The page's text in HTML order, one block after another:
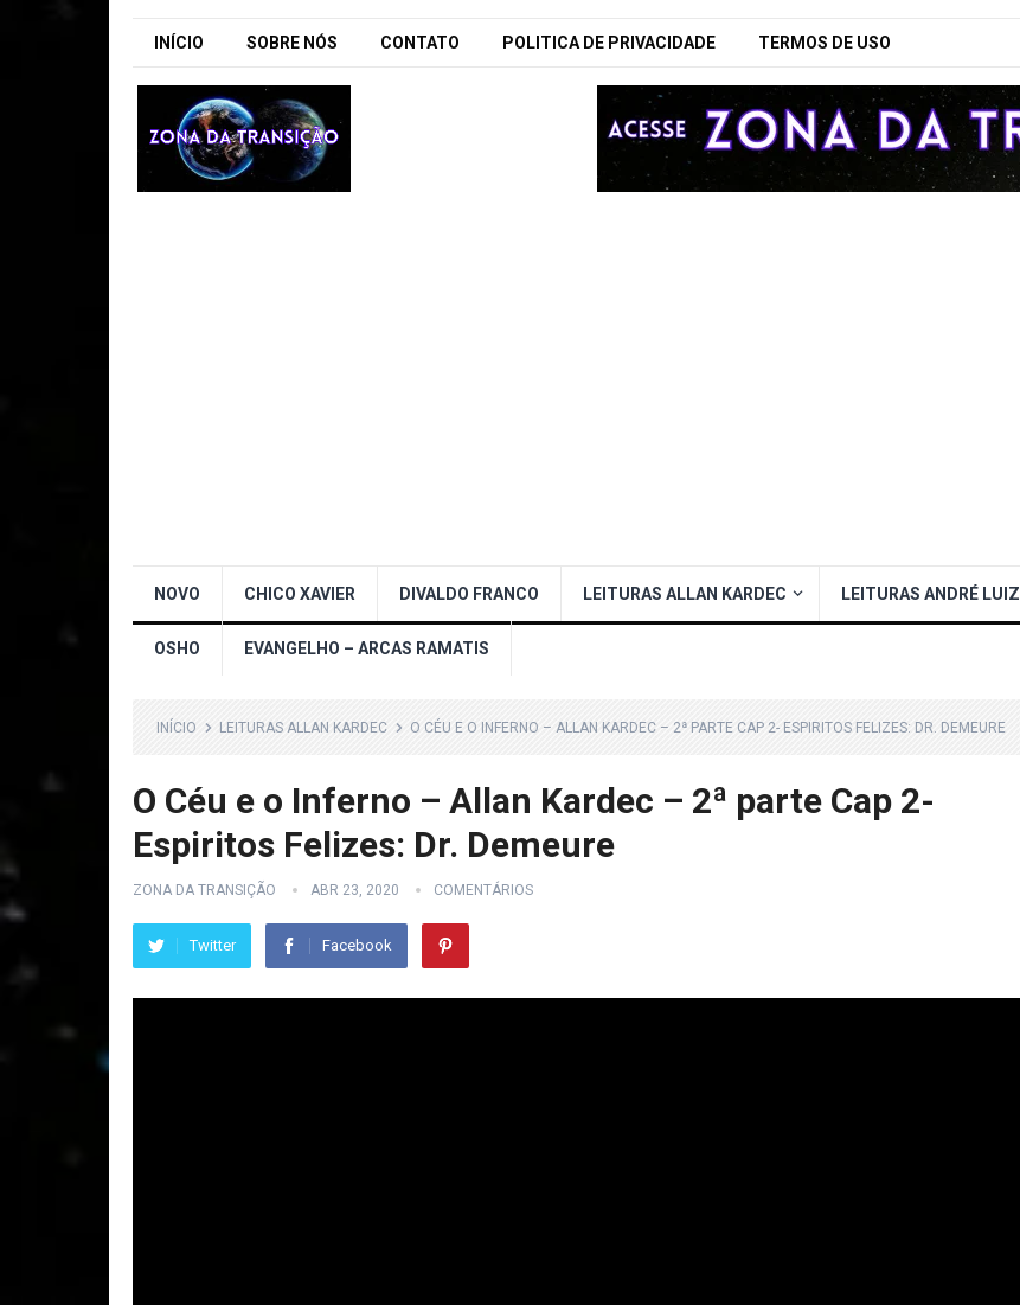
INÍCIO SOBRE NÓS CONTATO POLITICA DE PRIVACIDADE TERMOS DE USO
NOVO CHICO XAVIER DIVALDO FRANCO LEITURAS ALLAN KARDEC LEITURAS ANDRÉ LUIZ
OSHO EVANGELHO – ARCAS RAMATIS
INÍCIO LEITURAS ALLAN KARDEC O CÉU E O INFERNO – ALLAN KARDEC – 2ª PARTE CAP 2- ESPIRITOS FELIZES: DR. DEMEURE
O Céu e o Inferno – Allan Kardec – 2ª parte Cap 2-
Espiritos Felizes: Dr. Demeure
ZONA DA TRANSIÇÃO ABR 23, 2020 COMENTÁRIOS
Twitter Facebook